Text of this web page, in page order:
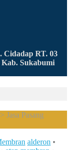
Cidadap RT. 03
Sukabumi
> Jasa Pasang
alderon •